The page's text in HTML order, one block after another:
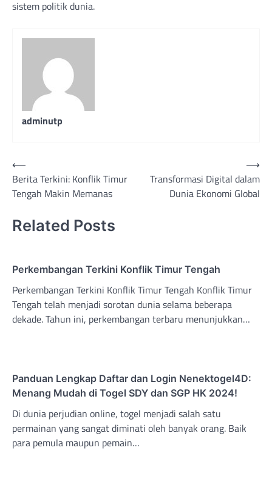
sistem politik dunia.
adminutp
Post
navigation
⟵
Berita Terkini: Konflik Timur
Tengah Makin Memanas
Transformasi Digital dalam
Dunia Ekonomi Global
⟶
Related Posts
Perkembangan Terkini Konflik Timur Tengah
Perkembangan Terkini Konflik Timur Tengah Konflik Timur
Tengah telah menjadi sorotan dunia selama beberapa
dekade. Tahun ini, perkembangan terbaru menunjukkan…
Panduan Lengkap Daftar dan Login Nenektogel4D:
Menang Mudah di Togel SDY dan SGP HK 2024!
Di dunia perjudian online, togel menjadi salah satu
permainan yang sangat diminati oleh banyak orang. Baik
para pemula maupun pemain…